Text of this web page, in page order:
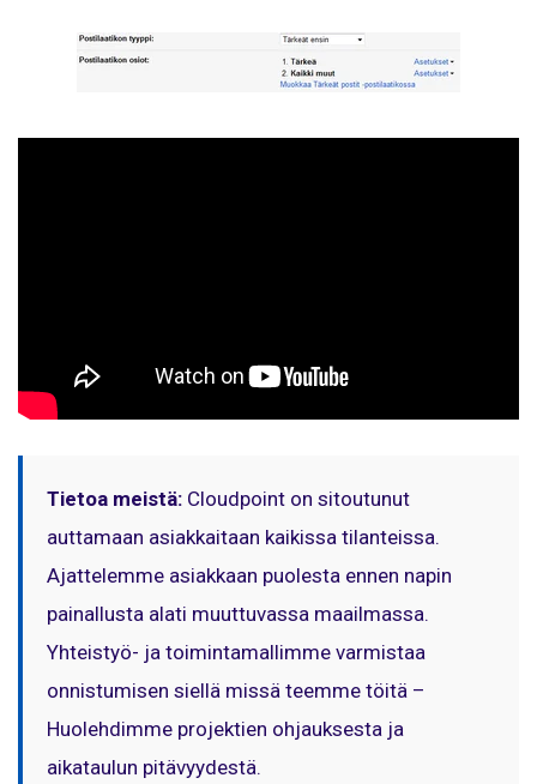
Tietoa meistä: Cloudpoint on sitoutunut
auttamaan asiakkaitaan kaikissa tilanteissa.
Ajattelemme asiakkaan puolesta ennen napin
painallusta alati muuttuvassa maailmassa.
Yhteistyö- ja toimintamallimme varmistaa
onnistumisen siellä missä teemme töitä –
Huolehdimme projektien ohjauksesta ja
aikataulun pitävyydestä.